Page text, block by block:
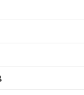
молотков